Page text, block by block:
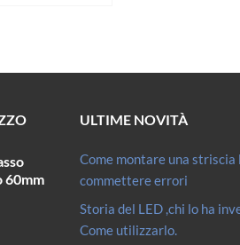
60mm
ULTIME NOVITÀ
Come montare una striscia
commettere errori
Storia del LED ,chi lo ha
Come utilizzarlo.